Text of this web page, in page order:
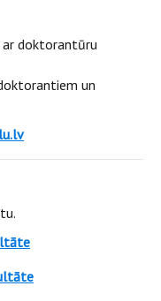
ar doktorantūru
un